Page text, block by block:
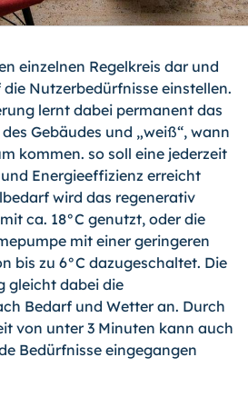
einzelnen Regelkreis dar und
Nutzerbedürfnisse einstellen.
lernt dabei permanent das
Gebäudes und „weiß“, wann
kommen. so soll eine jederzeit
Energieeffizienz erreicht
wird das regenerativ
ca. 18°C genutzt, oder die
mit einer geringeren
bis zu 6°C dazugeschaltet. Die
gleicht dabei die
Bedarf und Wetter an. Durch
von unter 3 Minuten kann auch
Bedürfnisse eingegangen